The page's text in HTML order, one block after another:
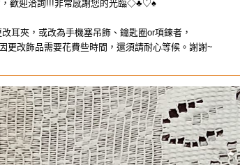
歡迎洽詢!!!非常感謝您的光臨◇♣♡♠
耳夾，或改為手機塞吊飾、鑰匙圈or項鍊者，
改飾品需要花費些時間，還須請耐心等候。謝謝~